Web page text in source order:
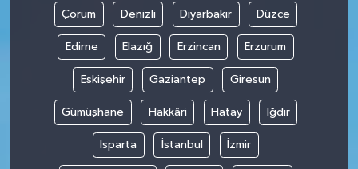
Çorum Denizli Diyarbakır Düzce
Edirne Elazığ Erzincan Erzurum
Eskişehir Gaziantep Giresun
Gümüşhane Hakkâri Hatay Iğdır
Isparta İstanbul İzmir